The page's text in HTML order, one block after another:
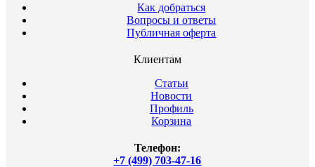
Как добраться
Вопросы и ответы
Публичная оферта
Клиентам
Статьи
Новости
Профиль
Корзина
Телефон:
+7 (499) 703-47-16